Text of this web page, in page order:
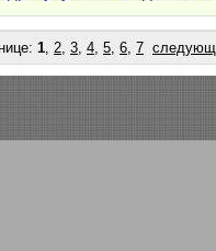
1, 2, 3, 4, 5, 6, 7